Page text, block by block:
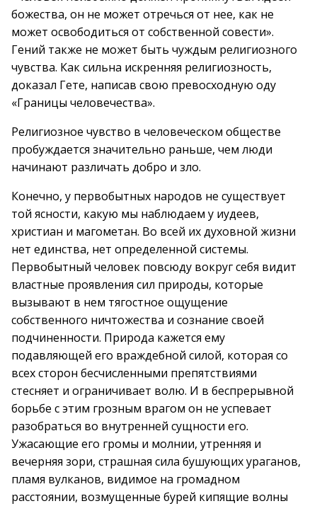
божества, он не может отречься от нее, как не
может освободиться от собственной совести».
Гений также не может быть чуждым религиозного
чувства. Как сильна искренняя религиозность,
доказал Гете, написав свою превосходную оду
«Границы человечества».
Религиозное чувство в человеческом обществе
пробуждается значительно раньше, чем люди
начинают различать добро и зло.
Конечно, у первобытных народов не существует
той ясности, какую мы наблюдаем у иудеев,
христиан и магометан. Во всей их духовной жизни
нет единства, нет определенной системы.
Первобытный человек повсюду вокруг себя видит
властные проявления сил природы, которые
вызывают в нем тягостное ощущение
собственного ничтожества и сознание своей
подчиненности. Природа кажется ему
подавляющей его враждебной силой, которая со
всех сторон бесчисленными препятствиями
стесняет и ограничивает волю. И в беспрерывной
борьбе с этим грозным врагом он не успевает
разобраться во внутренней сущности его.
Ужасающие его громы и молнии, утренняя и
вечерняя зори, страшная сила бушующих ураганов,
пламя вулканов, видимое на громадном
расстоянии, возмущенные бурей кипящие волны